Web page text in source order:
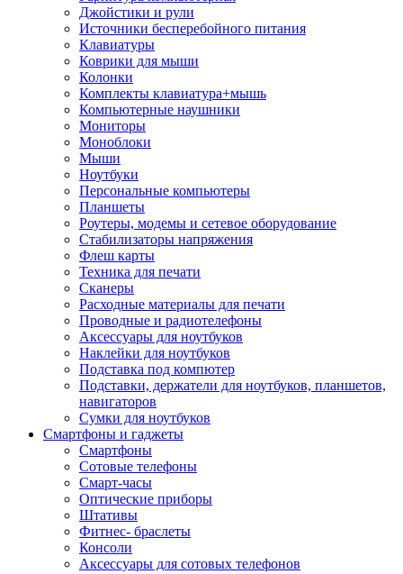
Джойстики и рули
Источники бесперебойного питания
Клавиатуры
Коврики для мыши
Колонки
Комплекты клавиатура+мышь
Компьютерные наушники
Мониторы
Моноблоки
Мыши
Ноутбуки
Персональные компьютеры
Планшеты
Роутеры, модемы и сетевое оборудование
Стабилизаторы напряжения
Флеш карты
Техника для печати
Сканеры
Расходные материалы для печати
Проводные и радиотелефоны
Аксессуары для ноутбуков
Наклейки для ноутбуков
Подставка под компютер
Подставки, держатели для ноутбуков, планшетов,
навигаторов
Сумки для ноутбуков
Смартфоны и гаджеты
Смартфоны
Сотовые телефоны
Смарт-часы
Оптические приборы
Штативы
Фитнес- браслеты
Консоли
Аксессуары для сотовых телефонов